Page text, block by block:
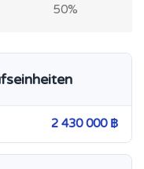
50%
2 430 000 ฿